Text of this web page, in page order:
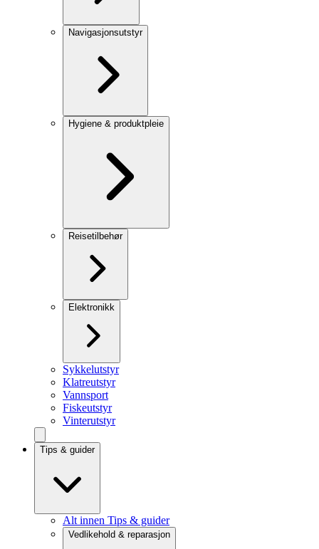
Navigasjonsutstyr
Hygiene & produktpleie
Reisetilbehør
Elektronikk
Sykkelutstyr
Klatreutstyr
Vannsport
Fiskeutstyr
Vinterutstyr
Tips & guider
Alt innen Tips & guider
Vedlikehold & reparasjon